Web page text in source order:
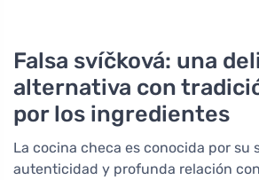
Falsa svíčková: una
alternativa con
por los ingredientes
La cocina checa es conocida por su
autenticidad y profunda relación